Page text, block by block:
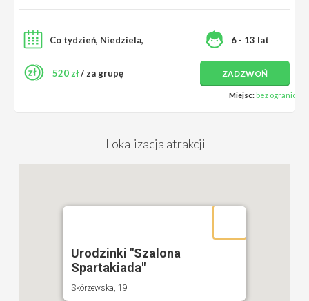
Co tydzień, Niedziela, 6 - 13 lat
520 zł/ za grupę ZADZWOŃ
Miejsc: bez ograniczeń
Lokalizacja atrakcji
Urodzinki "Szalona
Spartakiada"
Skórzewska, 19